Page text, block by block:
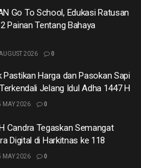
Go To School, Edukasi Ratusan
Painan Tentang Bahaya
2026 0
Pastikan Harga dan Pasokan Sapi
Jelang Idul Adha 1447 H
MAY 2026 0
Candra Tegaskan Semangat
Digital di Harkitnas ke 118
MAY 2026 0